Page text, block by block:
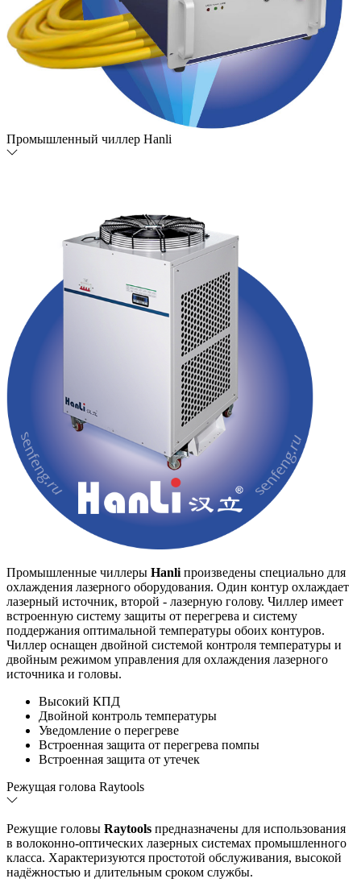
Промышленный чиллер Hanli
Промышленные чиллеры Hanli произведены специально для
охлаждения лазерного оборудования. Один контур охлаждает
лазерный источник, второй - лазерную голову. Чиллер имеет
встроенную систему защиты от перегрева и систему
поддержания оптимальной температуры обоих контуров.
Чиллер оснащен двойной системой контроля температуры и
двойным режимом управления для охлаждения лазерного
источника и головы.
Высокий КПД
Двойной контроль температуры
Уведомление о перегреве
Встроенная защита от перегрева помпы
Встроенная защита от утечек
Режущая голова Raytools
Режущие головы Raytools предназначены для использования
в волоконно-оптических лазерных системах промышленного
класса. Характеризуются простотой обслуживания, высокой
надёжностью и длительным сроком службы.